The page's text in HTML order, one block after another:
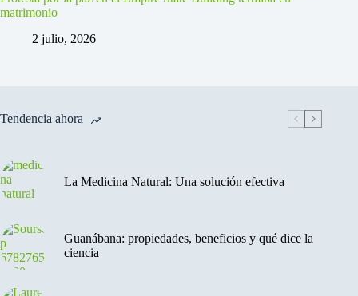
matrimonio
2 julio, 2026
Tendencia ahora
La Medicina Natural: Una solución efectiva
Guanábana: propiedades, beneficios y qué dice la
ciencia